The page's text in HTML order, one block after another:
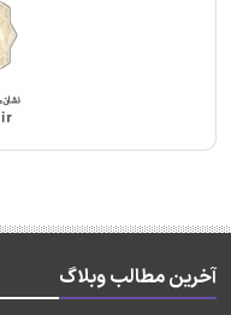
آخرین مطالب وبلاگ